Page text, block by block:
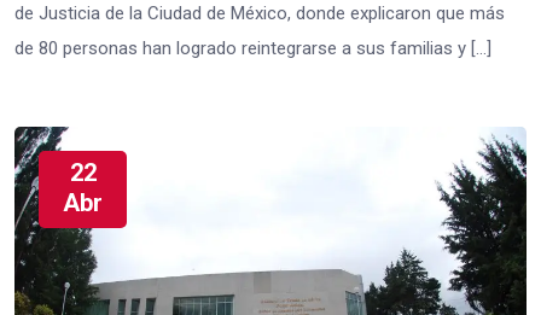
de Justicia de la Ciudad de México, donde explicaron que más
de 80 personas han logrado reintegrarse a sus familias y […]
22
Abr